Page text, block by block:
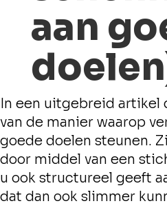
aan
In een uitgebreid artikel
van de manier waarop
goede doelen steunen.
door middel van een
u ook structureel geeft
dat dan ook slimmer